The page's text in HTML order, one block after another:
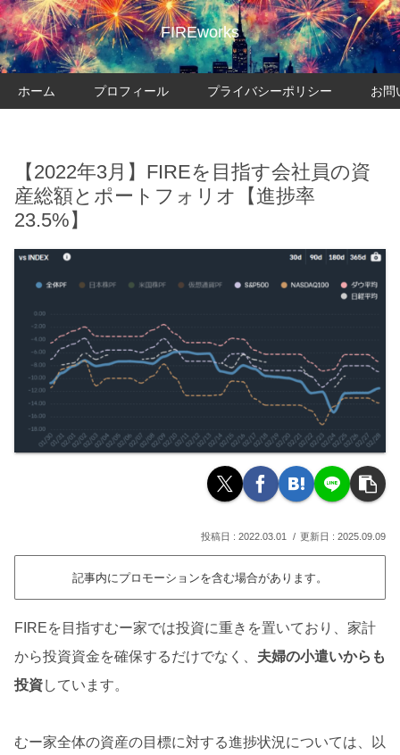
FIREworks
ホーム プロフィール プライバシーポリシー お問
【2022年3月】FIREを目指す会社員の資
産総額とポートフォリオ【進捗率
23.5%】
2022.03.01 2025.09.09
記事内にプロモーションを含む場合があります。
FIREを目指すむー家では投資に重きを置いており、家計
から投資資金を確保するだけでなく、 夫婦の小遣いからも
投資しています。
むー家全体の資産の目標に対する進捗状況については、以